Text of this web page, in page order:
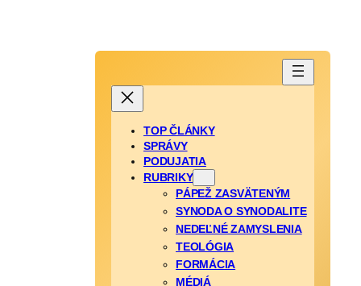
TOP ČLÁNKY
SPRÁVY
PODUJATIA
RUBRIKY
PÁPEŽ ZASVÄTENÝM
SYNODA O SYNODALITE
NEDEĽNÉ ZAMYSLENIA
TEOLÓGIA
FORMÁCIA
MÉDIÁ